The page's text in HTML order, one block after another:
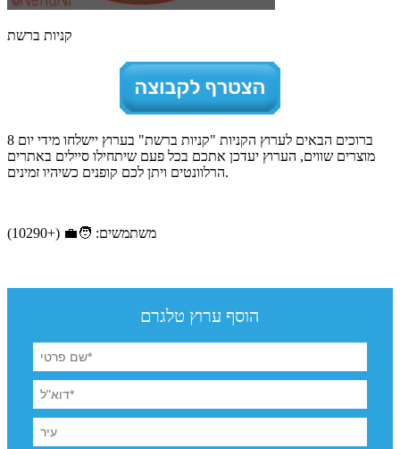
קניות ברשת
ברוכים הבאים לערוץ הקניות "קניות ברשת" בערוץ יישלחו מידי יום 8
מוצרים שווים, הערוץ יעדכן אתכם בכל פעם שיתחילו סיילים באתרים
הרלוונטים ויתן לכם קופנים כשיהיו זמינים.
משתמשים: 🧑‍💼 (+10290)
הוסף ערוץ טלגרם